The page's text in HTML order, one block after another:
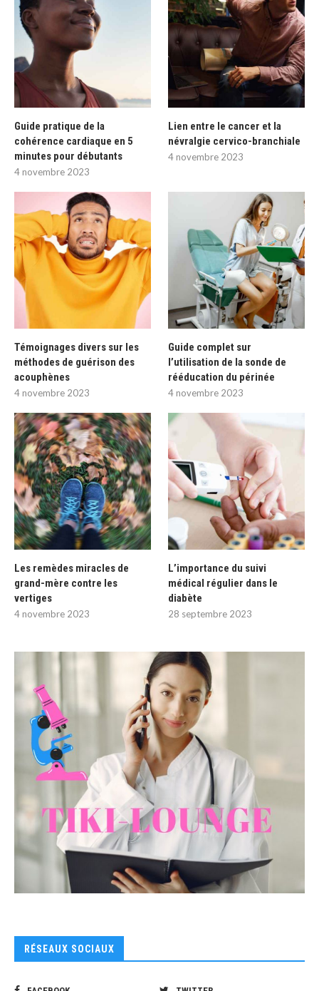
Guide pratique de la
cohérence cardiaque en 5
minutes pour débutants
4 novembre 2023
Lien entre le cancer et la
névralgie cervico-branchiale
4 novembre 2023
Témoignages divers sur les
méthodes de guérison des
acouphènes
4 novembre 2023
Guide complet sur
l’utilisation de la sonde de
rééducation du périnée
4 novembre 2023
Les remèdes miracles de
grand-mère contre les
vertiges
4 novembre 2023
L’importance du suivi
médical régulier dans le
diabète
28 septembre 2023
RÉSEAUX SOCIAUX